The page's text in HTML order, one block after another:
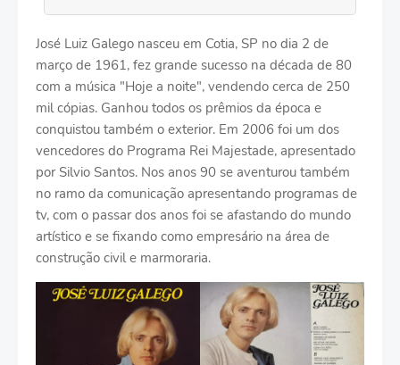
José Luiz Galego nasceu em Cotia, SP no dia 2 de
março de 1961, fez grande sucesso na década de 80
com a música "Hoje a noite", vendendo cerca de 250
mil cópias. Ganhou todos os prêmios da época e
conquistou também o exterior. Em 2006 foi um dos
vencedores do Programa Rei Majestade, apresentado
por Silvio Santos. Nos anos 90 se aventurou também
no ramo da comunicação apresentando programas de
tv, com o passar dos anos foi se afastando do mundo
artístico e se fixando como empresário na área de
construção civil e marmoraria.